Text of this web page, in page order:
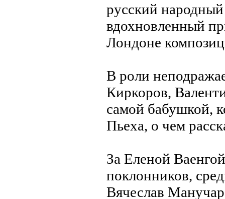
русский
вдохновленный
Лондоне
В роли
Киркоров,
самой бабушкой,
Пьеха, о чем
За Еленой
поклонников,
Вячеслав